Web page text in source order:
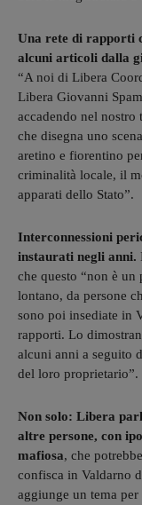
Una rete di rapporti
alcuni articoli dalla
“A noi di Libera
Libera Giovanni
accadendo nel
che disegna uno
aretino e fiorentino
criminalità locale, il
apparati dello Stato”.
Interconnessioni
instaurati negli anni.
che questo “non è
lontano, da persone
sono poi insediate in
rapporti. Lo
alcuni anni a seguito
del loro proprietario”.
Non solo: Libera
altre persone, con
mafiosa, che
confisca in Valdarno
aggiunge un tema